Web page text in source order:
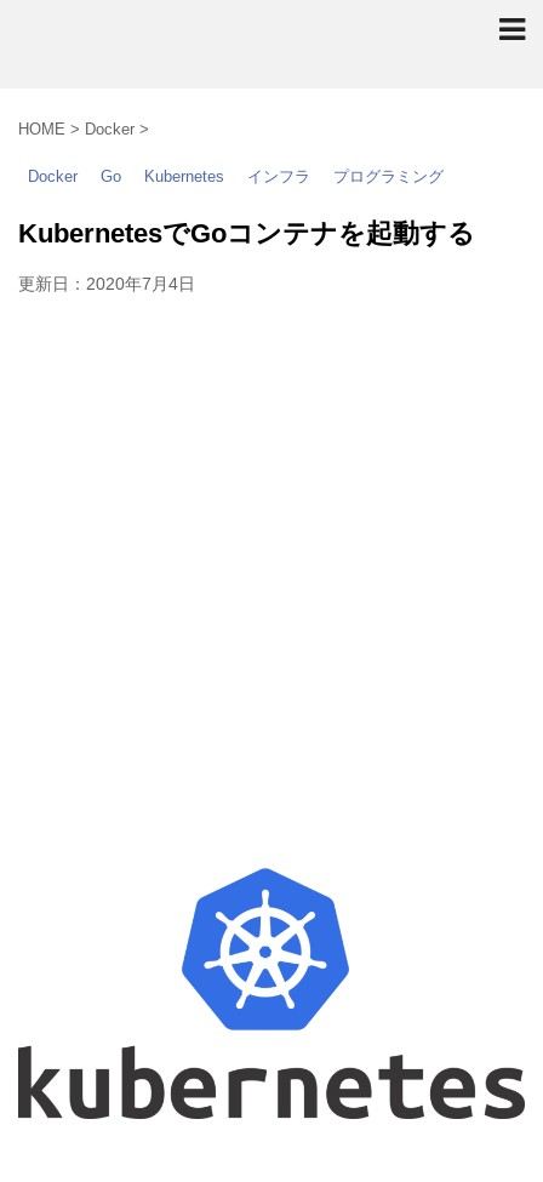
HOME > Docker >
Docker Go Kubernetes インフラ プログラミング
KubernetesでGoコンテナを起動する
更新日： 2020年7月4日